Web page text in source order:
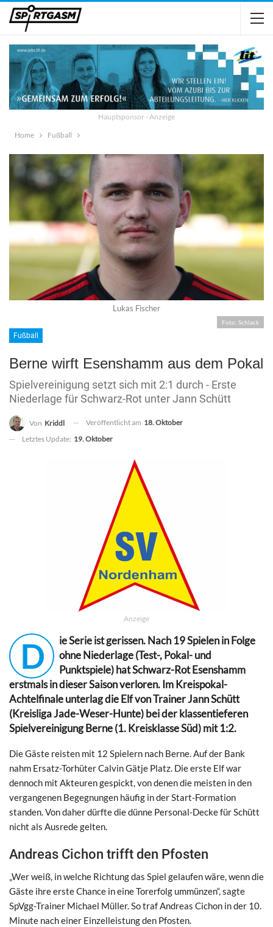
Hauptsponsor - Anzeige
Home
Fußball
Lukas Fischer
Foto: Schlack
Fußball
Berne wirft Esenshamm aus dem Pokal
Spielvereinigung setzt sich mit 2:1 durch - Erste
Niederlage für Schwarz-Rot unter Jann Schütt
Von Kriddl Veröffentlicht am 18. Oktober
Letztes Update: 19. Oktober
Anzeige
D
ie Serie ist gerissen. Nach 19 Spielen in Folge
ohne Niederlage (Test-, Pokal- und
Punktspiele) hat Schwarz-Rot Esenshamm
erstmals in dieser Saison verloren. Im Kreispokal-
Achtelfinale unterlag die Elf von Trainer Jann Schütt
(Kreisliga Jade-Weser-Hunte) bei der klassentieferen
Spielvereinigung Berne (1. Kreisklasse Süd) mit 1:2.
Die Gäste reisten mit 12 Spielern nach Berne. Auf der Bank
nahm Ersatz-Torhüter Calvin Gätje Platz. Die erste Elf war
dennoch mit Akteuren gespickt, von denen die meisten in den
vergangenen Begegnungen häufig in der Start-Formation
standen. Von daher dürfte die dünne Personal-Decke für Schütt
nicht als Ausrede gelten.
Andreas Cichon trifft den Pfosten
„Wer weiß, in welche Richtung das Spiel gelaufen wäre, wenn die
Gäste ihre erste Chance in eine Torerfolg ummünzen“, sagte
SpVgg-Trainer Michael Müller. So traf Andreas Cichon in der 10.
Minute nach einer Einzelleistung den Pfosten.